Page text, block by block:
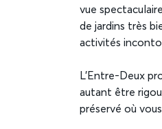
vue
de jardins très
activités
L’Entre-Deux
autant être
préservé où